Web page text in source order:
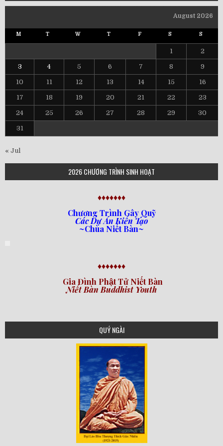
August 2026
M T W T F S S
1 2
3 4 5 6 7 8 9
10 11 12 13 14 15 16
17 18 19 20 21 22 23
24 25 26 27 28 29 30
31
« Jul
2026 CHƯƠNG TRÌNH SINH HOẠT
♦♦♦♦♦♦♦
Chương Trình Gây Quỹ
Các Dự Án Kiến Tạo
~Chùa Niết Bàn~
♦♦♦♦♦♦♦
Gia Đình Phật Tử Niết Bàn
Niết Bàn Buddhist Youth
QUÝ NGÀI